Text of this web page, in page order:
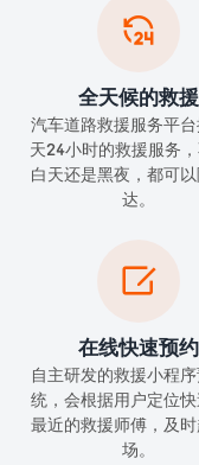

全天候的救援
汽车道路救援服务平
天24小时的救援服务
白天还是黑夜，都可
达。

在线快速预约
自主研发的救援小程
统，会根据用户定位
最近的救援师傅，及
场。